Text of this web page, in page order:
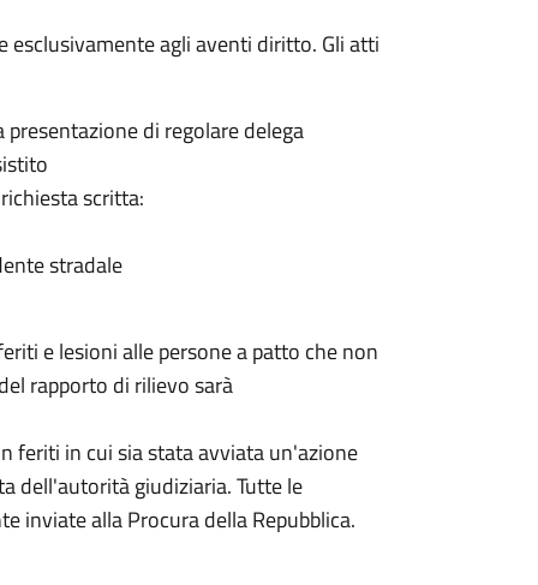
esclusivamente agli aventi diritto. Gli atti
di regolare delega
scritta:
stradale
e lesioni alle persone a patto che non
rapporto di rilievo sarà
feriti in cuisia stata avviata un'azione
dell'autorità giudiziaria. Tutte le
inviate alla Procura della Repubblica.